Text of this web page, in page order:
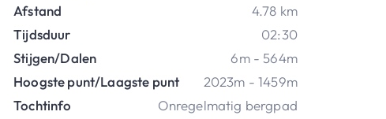
Afstand
4.78 km
Tijdsduur
02:30
Stijgen/Dalen
6m - 564m
Hoogste punt/Laagste punt
2023m - 1459m
Tochtinfo
Onregelmatig bergpad